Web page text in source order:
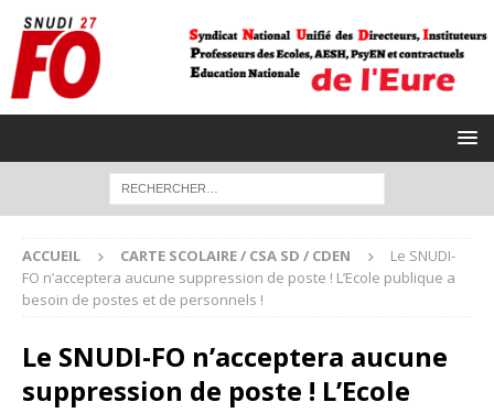
ACCUEIL CARTE SCOLAIRE / CSA SD / CDEN
Le SNUDI-
FO n’acceptera aucune suppression de poste ! L’Ecole publique a
besoin de postes et de personnels !
Le SNUDI-FO n’acceptera aucune
suppression de poste ! L’Ecole